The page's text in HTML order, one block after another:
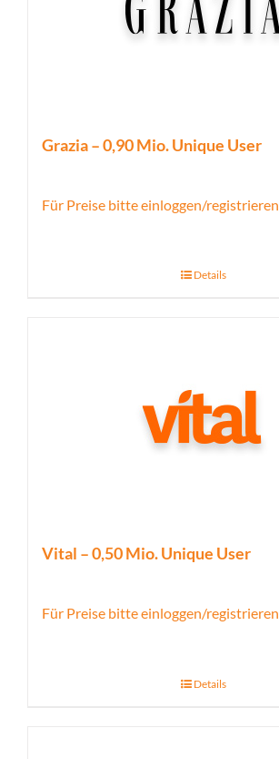
Grazia – 0,90 Mio. Unique User
Für Preise bitte einloggen/registrieren
Details
Vital – 0,50 Mio. Unique User
Für Preise bitte einloggen/registrieren
Details